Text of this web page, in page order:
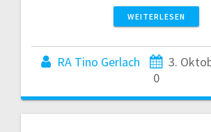
WEITERLESEN
RA Tino Gerlach
3.
0